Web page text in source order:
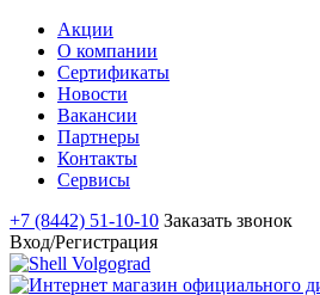
Акции
О компании
Сертификаты
Новости
Вакансии
Партнеры
Контакты
Сервисы
+7 (8442) 51-10-10 Заказать звонок
Вход/Регистрация